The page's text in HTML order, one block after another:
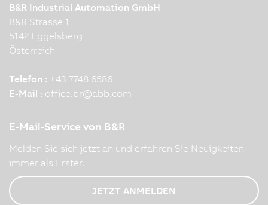
B&R Industrial Automation GmbH
B&R Strasse 1
5142 Eggelsberg
Österreich
Telefon : +43 7748 6586
E-Mail : office.br@abb.com
E-Mail-Service von B&R
Melden Sie sich jetzt an und erfahren Sie Neuigkeiten
immer als Erster.
JETZT ANMELDEN